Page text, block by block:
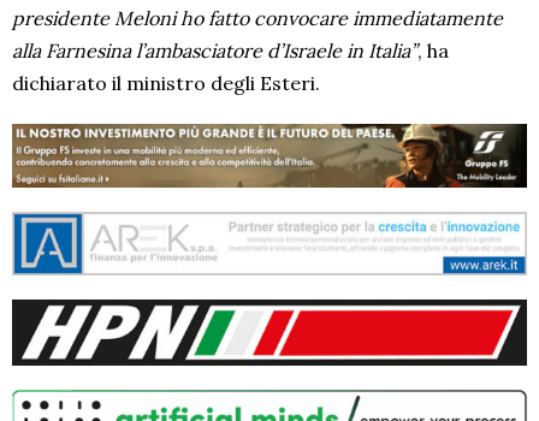
presidente Meloni ho fatto convocare immediatamente
alla Farnesina l’ambasciatore d’Israele in Italia”, ha
dichiarato il ministro degli Esteri.